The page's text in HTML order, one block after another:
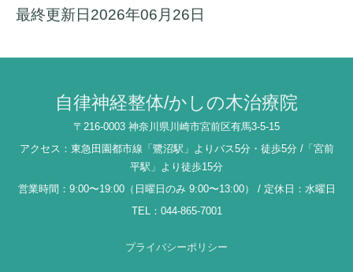
最終更新日2026年06月26日
自律神経整体/かしの木治療院
〒216-0003 神奈川県川崎市宮前区有馬3-5-15
アクセス：東急田園都市線「鷺沼駅」よりバス5分・徒歩5分 /「宮前
平駅」より徒歩15分
営業時間：9:00〜19:00（日曜日のみ 9:00〜13:00） / 定休日：水曜日
TEL：044-865-7001
プライバシーポリシー